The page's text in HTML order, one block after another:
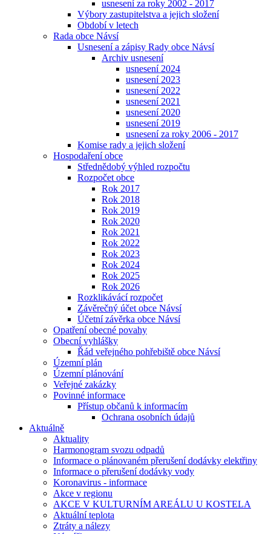
usnesení za roky 2002 - 2017
Výbory zastupitelstva a jejich složení
Období v letech
Rada obce Návsí
Usnesení a zápisy Rady obce Návsí
Archiv usnesení
usnesení 2024
usnesení 2023
usnesení 2022
usnesení 2021
usnesení 2020
usnesení 2019
usnesení za roky 2006 - 2017
Komise rady a jejich složení
Hospodaření obce
Střednědobý výhled rozpočtu
Rozpočet obce
Rok 2017
Rok 2018
Rok 2019
Rok 2020
Rok 2021
Rok 2022
Rok 2023
Rok 2024
Rok 2025
Rok 2026
Rozklikávácí rozpočet
Závěrečný účet obce Návsí
Účetní závěrka obce Návsí
Opatření obecné povahy
Obecní vyhlášky
Řád veřejného pohřebiště obce Návsí
Územní plán
Územní plánování
Veřejné zakázky
Povinné informace
Přístup občanů k informacím
Ochrana osobních údajů
Aktuálně
Aktuality
Harmonogram svozu odpadů
Informace o plánovaném přerušení dodávky elektřiny
Informace o přerušení dodávky vody
Koronavirus - informace
Akce v regionu
AKCE V KULTURNÍM AREÁLU U KOSTELA
Aktuální teplota
Ztráty a nálezy